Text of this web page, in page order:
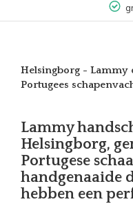
Helsingborg - Lammy
Portugees
Lammy
Helsingborg,
Portugese
handgenaaide
hebben een